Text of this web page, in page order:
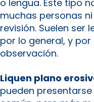
o lengua. Este tipo
muchas personas
revisión. Suelen ser
por lo general, y
observación.
Liquen plano
pueden presentarse